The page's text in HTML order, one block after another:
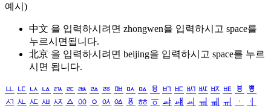
예시)
中文 을 입력하시려면 zhongwen을 입력하시고 space를
누르시면됩니다.
北京 을 입력하시려면 beijing을 입력하시고 space를 누르
시면 됩니다.
ㅥ ㅦ ㅧ ㅨ ㅩ ㅪ ㅫ ㅬ ㅭ ㅮ ㅯ ㅰ ㅱ ㅲ ㅳ ㅴ ㅵ ㅶ ㅷ ㅸ
ㅹ
ㅺ ㅻ ㅼ ㅽ ㅾ ㅿ ㆀ ㆁ ㆂ ㆃ ㆄ ㆅ ㆆ ㆇ ㆈ ㆉ ㆊ ㆋ ㆌ ㆍ
ㆎ